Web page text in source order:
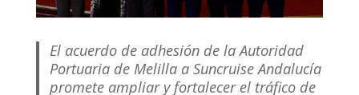
El acuerdo de adhesión de la Autoridad
Portuaria de Melilla a Suncruise Andalucía
promete ampliar y fortalecer el tráfico de